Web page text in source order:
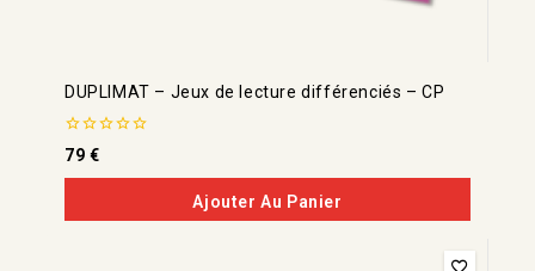
DUPLIMAT – Jeux de lecture différenciés – CP
0
de
5
79 €
Ajouter Au Panier